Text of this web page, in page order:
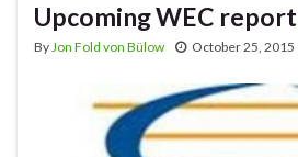
Upcoming WEC report
ByJon Fold von Bülow October 25, 2015